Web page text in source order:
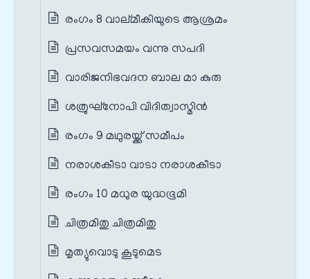
രംഗം 8 വാല്മീകിയുടെ ആശ്രമം
പ്രസവസമയം വന്നു സപദി
വാരിജനിഭവദന ബാല മാ കുരു
ശത്രുഘ്നോപി വിദിത്വാസ്മിന്‍
രംഗം 9 മഥുരയ്ക്ക് സമീപം
നരാശകീടാ വാടാ നരാശകീടാ
രംഗം 10 മധുര യുദ്ധഭൂമി
ചിത്രമിതു ചിത്രമിതു
മൃത്യുവൊടു കൂടുമെട